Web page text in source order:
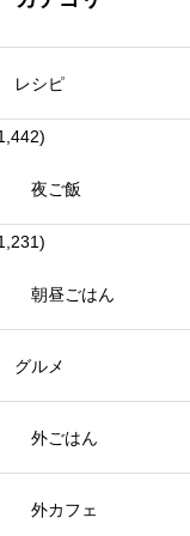
レシピ
夜ご飯
朝昼ごはん
グルメ
外ごはん
外カフェ